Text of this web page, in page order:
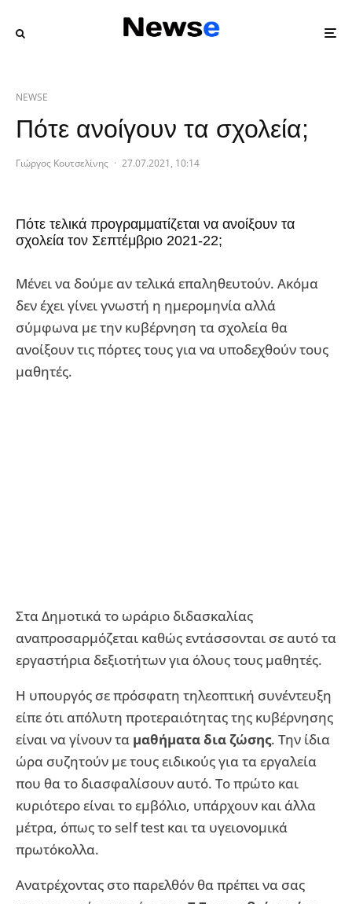
NEWSE
Πότε ανοίγουν τα σχολεία;
Γιώργος Κουτσελίνης · 27.07.2021, 10:14
Πότε τελικά προγραμματίζεται να ανοίξουν τα
σχολεία τον Σεπτέμβριο 2021-22;
Μένει να δούμε αν τελικά επαληθευτούν. Ακόμα
δεν έχει γίνει γνωστή η ημερομηνία αλλά
σύμφωνα με την κυβέρνηση τα σχολεία θα
ανοίξουν τις πόρτες τους για να υποδεχθούν τους
μαθητές.
Στα Δημοτικά το ωράριο διδασκαλίας
αναπροσαρμόζεται καθώς εντάσσονται σε αυτό τα
εργαστήρια δεξιοτήτων για όλους τους μαθητές.
Η υπουργός σε πρόσφατη τηλεοπτική συνέντευξη
είπε ότι απόλυτη προτεραιότητας της κυβέρνησης
είναι να γίνουν τα μαθήματα δια ζώσης. Την ίδια
ώρα συζητούν με τους ειδικούς για τα εργαλεία
που θα το διασφαλίσουν αυτό. Το πρώτο και
κυριότερο είναι το εμβόλιο, υπάρχουν και άλλα
μέτρα, όπως το self test και τα υγειονομικά
πρωτόκολλα.
Ανατρέχοντας στο παρελθόν θα πρέπει να σας